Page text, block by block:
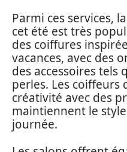
Parmi ces services, la
cet été est très
des coiffures
vacances, avec des
des accessoires tels
perles. Les
créativité avec des
maintiennent le
journée.